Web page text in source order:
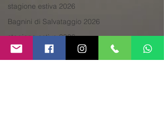
stagione estiva 2026
Bagnini di Salvataggio 2026
stagione estiva 2026
Bagnino di Salvataggio
Lavoro 2026